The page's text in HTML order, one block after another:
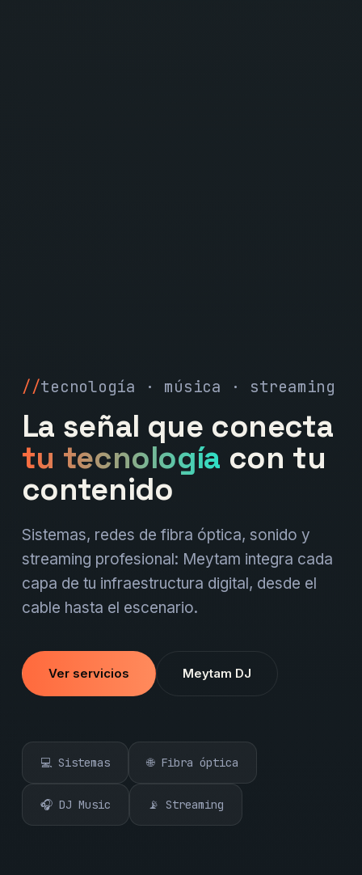
tecnología · música · streaming
La señal que conecta
tu tecnología con tu
contenido
Sistemas, redes de fibra óptica, sonido y
streaming profesional: Meytam integra cada
capa de tu infraestructura digital, desde el
cable hasta el escenario.
Ver servicios Meytam DJ
💻 Sistemas 🌐 Fibra óptica
🎧 DJ Music 📡 Streaming